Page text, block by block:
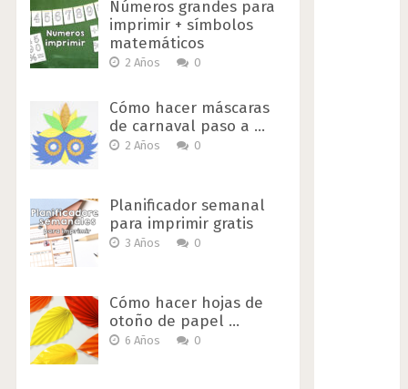
Números grandes para
imprimir + símbolos
matemáticos
2 Años 0
Cómo hacer máscaras
de carnaval paso a …
2 Años 0
Planificador semanal
para imprimir gratis
3 Años 0
Cómo hacer hojas de
otoño de papel …
6 Años 0